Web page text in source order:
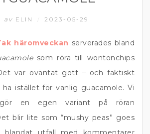
av ELIN 2023-05-29
häromveckan serverades bland
som röra till wontonchips
var oväntat gott – och faktiskt
istället för vanlig guacamole. Vi
en egen variant på röran
blir lite som “mushy peas” goes